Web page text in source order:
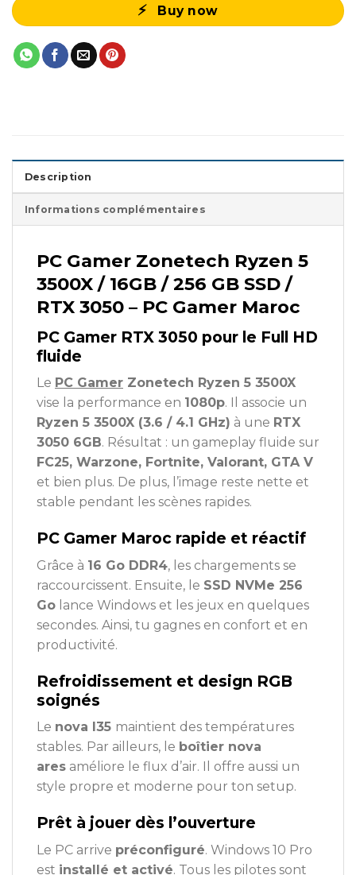
Buy now
Description
Informations complémentaires
PC Gamer Zonetech Ryzen 5
3500X / 16GB / 256 GB SSD /
RTX 3050 – PC Gamer Maroc
PC Gamer RTX 3050 pour le Full HD
fluide
Le PC Gamer Zonetech Ryzen 5 3500X
vise la performance en 1080p. Il associe un
Ryzen 5 3500X (3.6 / 4.1 GHz) à une RTX
3050 6GB. Résultat : un gameplay fluide sur
FC25, Warzone, Fortnite, Valorant, GTA V
et bien plus. De plus, l’image reste nette et
stable pendant les scènes rapides.
PC Gamer Maroc rapide et réactif
Grâce à 16 Go DDR4, les chargements se
raccourcissent. Ensuite, le SSD NVMe 256
Go lance Windows et les jeux en quelques
secondes. Ainsi, tu gagnes en confort et en
productivité.
Refroidissement et design RGB
soignés
Le nova l35 maintient des températures
stables. Par ailleurs, le boîtier nova
ares améliore le flux d’air. Il offre aussi un
style propre et moderne pour ton setup.
Prêt à jouer dès l’ouverture
Le PC arrive préconfiguré. Windows 10 Pro
est installé et activé. Tous les pilotes sont